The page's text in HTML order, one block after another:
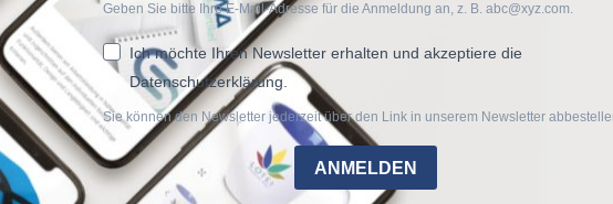
Geben Sie bitte Ihre E-Mail-Adresse für die Anmeldung an, z. B. abc@xyz.com.
Ich möchte Ihren Newsletter erhalten und akzeptiere die
Datenschutzerklärung.
Sie können den Newsletter jederzeit über den Link in unserem Newsletter
ANMELDEN